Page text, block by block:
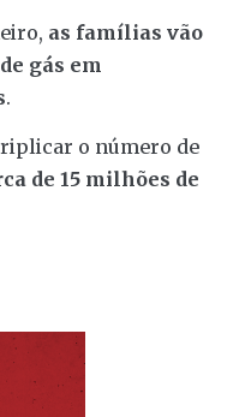
as famílias vão
gás em
.
o número de
de 15 milhões de